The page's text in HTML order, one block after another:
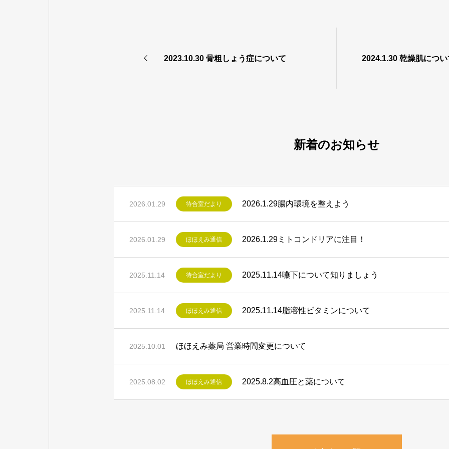
2023.10.30 骨粗しょう症について 2024.1.30 乾燥肌につい
新着のお知らせ
2026.01.29 待合室だより 2026.1.29腸内環境を整えよう
2026.01.29 ほほえみ通信 2026.1.29ミトコンドリアに注目！
2025.11.14 待合室だより 2025.11.14嚥下について知りましょう
2025.11.14 ほほえみ通信 2025.11.14脂溶性ビタミンについて
2025.10.01 ほほえみ薬局 営業時間変更について
2025.08.02 ほほえみ通信 2025.8.2高血圧と薬について